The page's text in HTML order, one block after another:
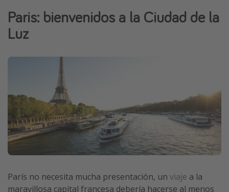
Vacaciones de Playa
Viajes para singles
Trabajar en el extranjero
Cruceros por el Mediterráneo
Hoteles más hot de España
Guía de equipaje de mano
Viaja con musicales
Paris: bienvenidos a la Ciudad de la
Luz
París no necesita mucha presentación, un viaje a la
maravillosa capital francesa debería hacerse al menos